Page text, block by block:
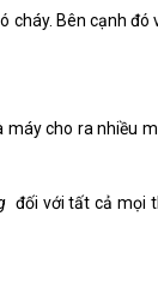
cháy. Bên cạnh đó
máy cho ra nhiều
đối với tất cả mọi